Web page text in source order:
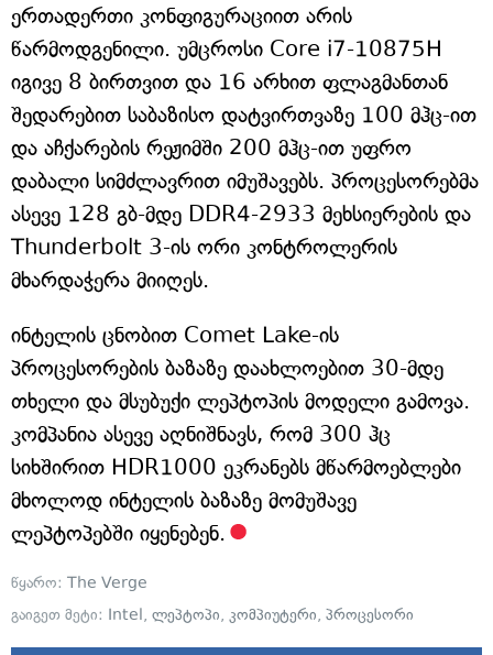
ერთადერთი კონფიგურაციით არის
წარმოდგენილი. უმცროსი Core i7-10875H
იგივე 8 ბირთვით და 16 არხით ფლაგმანთან
შედარებით საბაზისო დატვირთვაზე 100 მჰც-ით
და აჩქარების რეჟიმში 200 მჰც-ით უფრო
დაბალი სიმძლავრით იმუშავებს. პროცესორებმა
ასევე 128 გბ-მდე DDR4-2933 მეხსიერების და
Thunderbolt 3-ის ორი კონტროლერის
მხარდაჭერა მიიღეს.
ინტელის ცნობით Comet Lake-ის
პროცესორების ბაზაზე დაახლოებით 30-მდე
თხელი და მსუბუქი ლეპტოპის მოდელი გამოვა.
კომპანია ასევე აღნიშნავს, რომ 300 ჰც
სიხშირით HDR1000 ეკრანებს მწარმოებლები
მხოლოდ ინტელის ბაზაზე მომუშავე
ლეპტოპებში იყენებენ.
წყარო: The Verge
გაიგეთ მეტი: Intel, ლეპტოპი, კომპიუტერი, პროცესორი